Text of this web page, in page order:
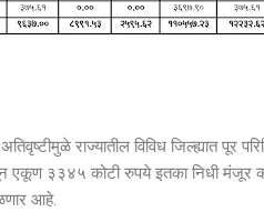
राज्यातील विविध जिल्ह्यात पूर
एकूण ३३४५ कोटी रुपये इतका निधी
आहे.